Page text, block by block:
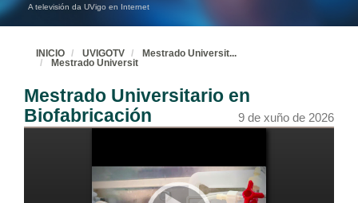
A televisión da UVigo en Internet
INICIO UVIGOTV Mestrado Universit...
Mestrado Universit
Mestrado Universitario en
Biofabricación
9 de xuño de 2026